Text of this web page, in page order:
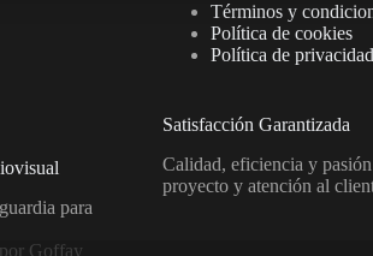
para
Términos y
Política de cookies
Política de privacidad
Satisfacción Garantizada
Calidad, eficiencia y pasión
proyecto y atención al
Goffay